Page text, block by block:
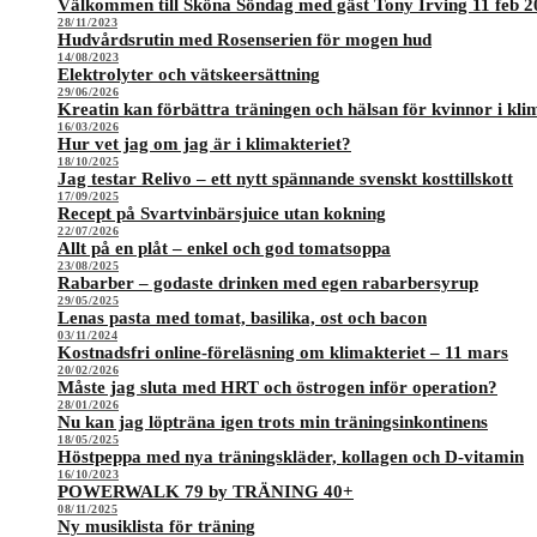
Välkommen till Sköna Söndag med gäst Tony Irving 11 feb
28/11/2023
Hudvårdsrutin med Rosenserien för mogen hud
14/08/2023
Elektrolyter och vätskeersättning
29/06/2026
Kreatin kan förbättra träningen och hälsan för kvinnor i
16/03/2026
Hur vet jag om jag är i klimakteriet?
18/10/2025
Jag testar Relivo – ett nytt spännande svenskt kosttillskott
17/09/2025
Recept på Svartvinbärsjuice utan kokning
22/07/2026
Allt på en plåt – enkel och god tomatsoppa
23/08/2025
Rabarber – godaste drinken med egen rabarbersyrup
29/05/2025
Lenas pasta med tomat, basilika, ost och bacon
03/11/2024
Kostnadsfri online-föreläsning om klimakteriet – 11 mars
20/02/2026
Måste jag sluta med HRT och östrogen inför operation?
28/01/2026
Nu kan jag löpträna igen trots min träningsinkontinens
18/05/2025
Höstpeppa med nya träningskläder, kollagen och D-vitamin
16/10/2023
POWERWALK 79 by TRÄNING 40+
08/11/2025
Ny musiklista för träning